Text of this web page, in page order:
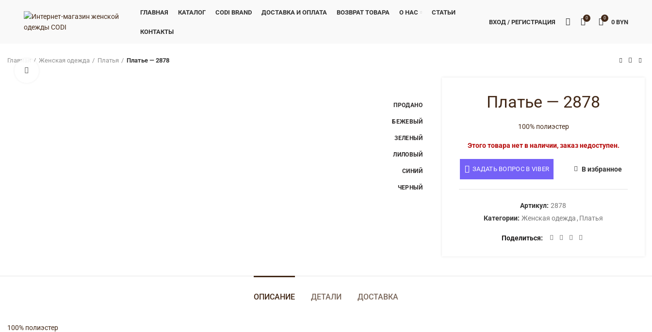
ГЛАВНАЯ КАТАЛОГ CODI BRAND ДОСТАВКА И ОПЛАТА ВОЗВРАТ ТОВАРА О НАС СТАТЬИ
КОНТАКТЫ
ВХОД / РЕГИСТРАЦИЯ
0 0
0BYN
Главная Женская одежда Платья Платье — 2878
ПРОДАНО
БЕЖЕВЫЙ
ЗЕЛЕНЫЙ
ЛИЛОВЫЙ
СИНИЙ
ЧЕРНЫЙ
Платье — 2878
100% полиэстер
Этого товара нет в наличии, заказ недоступен.
ЗАДАТЬ ВОПРОС В VIBER В избранное
Артикул: 2878
Категории: Женская одежда , Платья
Поделиться
ОПИСАНИЕ ДЕТАЛИ ДОСТАВКА
100% полиэстер